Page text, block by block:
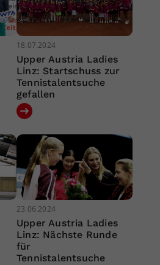
18.07.2024
Upper Austria Ladies
Linz: Startschuss zur
Tennistalentsuche
gefallen
23.06.2024
Upper Austria Ladies
Linz: Nächste Runde
für
Tennistalentsuche